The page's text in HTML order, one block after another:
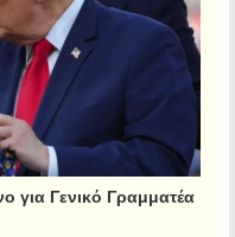
για Γενικό Γραμματέα